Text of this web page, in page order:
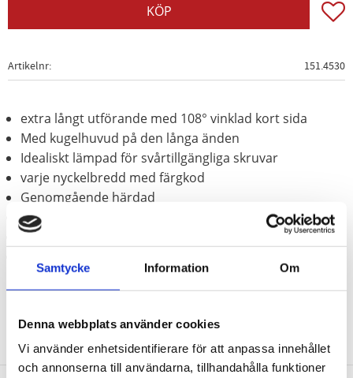
Samtycke Information Om
Denna webbplats använder cookies
Vi använder enhetsidentifierare för att anpassa innehållet
och annonserna till användarna, tillhandahålla funktioner
KÖP
Artikelnr 151.4530
extra långt utförande med 108° vinklad kort sida
Med kugelhuvud på den långa änden
Idealiskt lämpad för svårtillgängliga skruvar
varje nyckelbredd med färgkod
Genomgående härdad
Matt kromat
Speciellt-verktygsstål